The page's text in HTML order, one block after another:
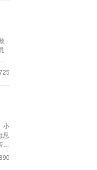
靴
い
添
な
小
思
手
合